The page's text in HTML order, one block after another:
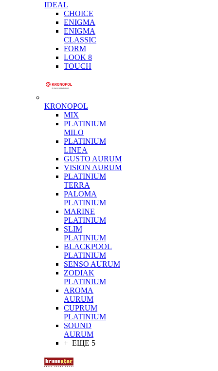
IDEAL
CHOICE
ENIGMA
ENIGMA
CLASSIC
FORM
LOOK 8
TOUCH
KRONOPOL
MIX
PLATINIUM
MILO
PLATINIUM
LINEA
GUSTO AURUM
VISION AURUM
PLATINIUM
TERRA
PALOMA
PLATINIUM
MARINE
PLATINIUM
SLIM
PLATINIUM
BLACKPOOL
PLATINIUM
SENSO AURUM
ZODIAK
PLATINIUM
AROMA
AURUM
CUPRUM
PLATINIUM
SOUND
AURUM
+ ЕЩЕ 5